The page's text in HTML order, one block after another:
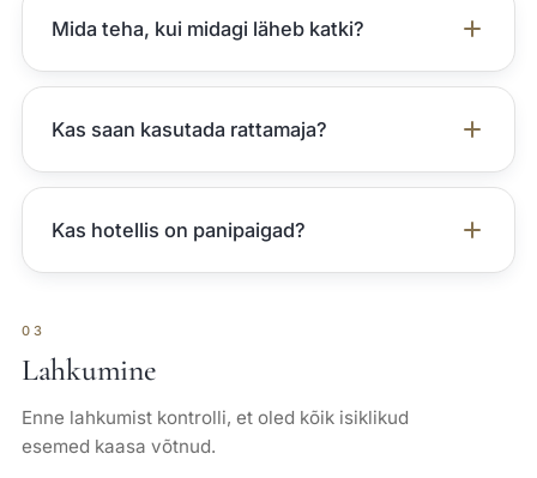
Mida teha, kui midagi läheb katki?
Kas saan kasutada rattamaja?
Kas hotellis on panipaigad?
03
Lahkumine
Enne lahkumist kontrolli, et oled kõik isiklikud
esemed kaasa võtnud.